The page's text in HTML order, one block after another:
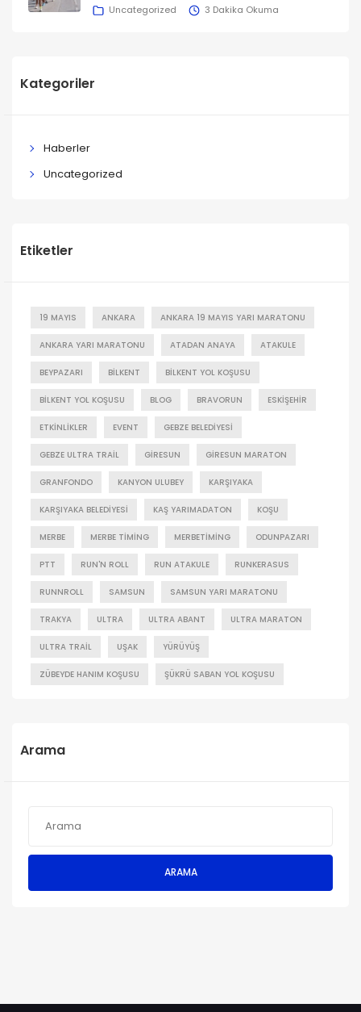
Uncategorized 3 Dakika Okuma
Kategoriler
Haberler
Uncategorized
Etiketler
19 MAYIS ANKARA ANKARA 19 MAYIS YARI MARATONU
ANKARA YARI MARATONU ATADAN ANAYA ATAKULE
BEYPAZARI BILKENT BILKENT YOL KOŞUSU
BILKENT YOL KOŞUSU BLOG BRAVORUN ESKIŞEHIR
ETKINLIKLER EVENT GEBZE BELEDIYESI
GEBZE ULTRA TRAIL GIRESUN GIRESUN MARATON
GRANFONDO KANYON ULUBEY KARŞIYAKA
KARŞIYAKA BELEDIYESI KAŞ YARIMADATON KOŞU
MERBE MERBE TIMING MERBETIMING ODUNPAZARI
PTT RUN'N ROLL RUN ATAKULE RUNKERASUS
RUNNROLL SAMSUN SAMSUN YARI MARATONU
TRAKYA ULTRA ULTRA ABANT ULTRA MARATON
ULTRA TRAIL UŞAK YÜRÜYÜŞ
ZÜBEYDE HANIM KOŞUSU ŞÜKRÜ SABAN YOL KOŞUSU
Arama
ARAMA